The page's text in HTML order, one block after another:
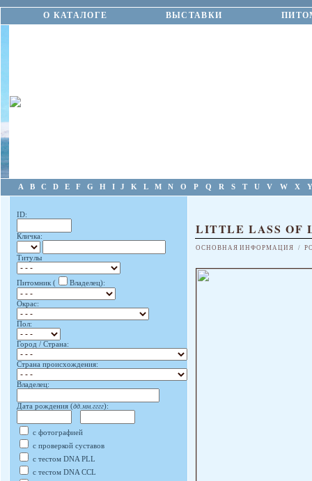
О КАТАЛОГЕ ВЫСТАВКИ
A B C D E F G H I J K L M N O P Q R S T U V W X Y
ID:
Кличка:
Титулы
Питомник ( Владелец):
Окрас:
Пол:
Город / Страна:
Страна происхождения:
Владелец:
Дата рождения (дд.мм.гггг):
с фотографией
с проверкой суставов
с тестом DNA PLL
с тестом DNA CCL
LITTLE LASS OF
ОСНОВНАЯ ИНФОРМАЦИЯ /